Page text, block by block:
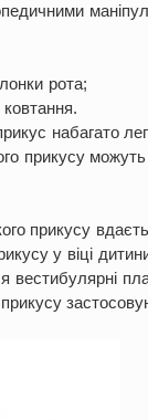
рота;
набагато
прикусу
прикусу
у віці
вестибулярні